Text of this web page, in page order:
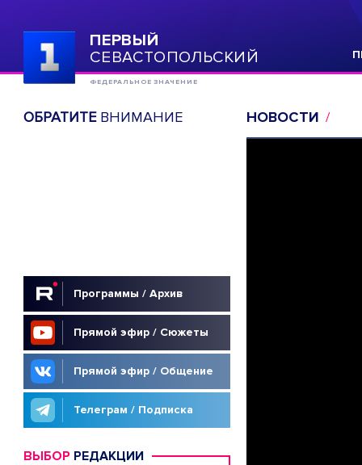
ПЕРВЫЙ
СЕВАСТОПОЛЬСКИЙ
ФЕДЕРАЛЬНОЕ ЗНАЧЕНИЕ
ОБРАТИТЕВНИМАНИЕ
Программы / Архив
Прямой эфир / Сюжеты
Прямой эфир / Общение
Телеграм / Подписка
ВЫБОР РЕДАКЦИИ
НОВОСТИ